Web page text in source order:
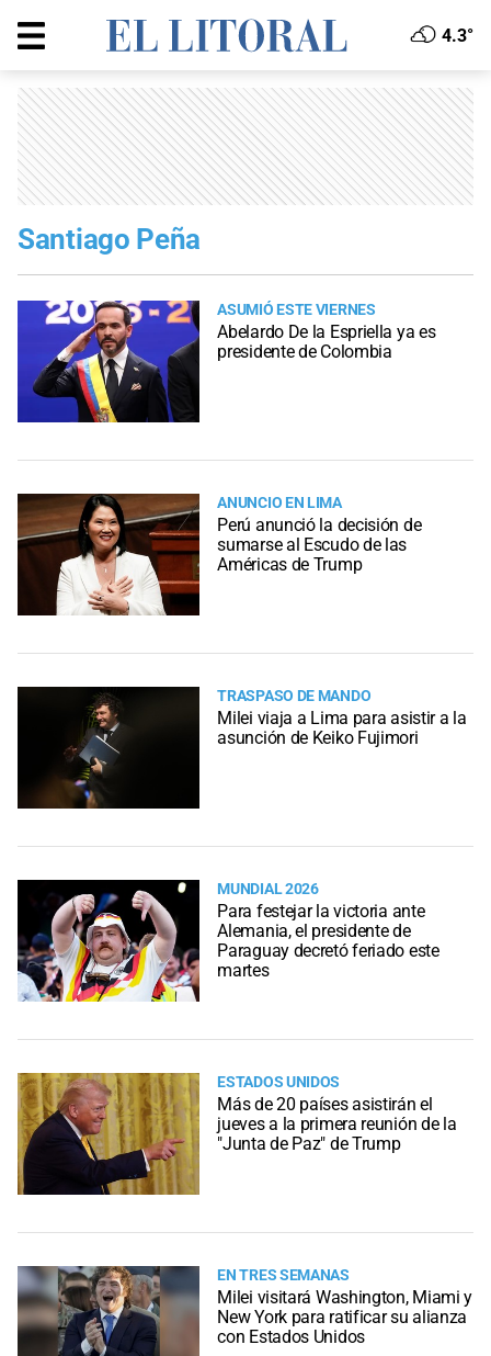
4.3°
Santiago Peña
ASUMIÓ ESTE VIERNES
Abelardo De la Espriella ya es
presidente de Colombia
ANUNCIO EN LIMA
Perú anunció la decisión de
sumarse al Escudo de las
Américas de Trump
TRASPASO DE MANDO
Milei viaja a Lima para asistir a la
asunción de Keiko Fujimori
MUNDIAL 2026
Para festejar la victoria ante
Alemania, el presidente de
Paraguay decretó feriado este
martes
ESTADOS UNIDOS
Más de 20 países asistirán el
jueves a la primera reunión de la
"Junta de Paz" de Trump
EN TRES SEMANAS
Milei visitará Washington, Miami y
New York para ratificar su alianza
con Estados Unidos